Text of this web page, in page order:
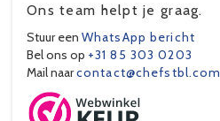
Ons team helpt je graag.
Stuur een WhatsApp bericht
Bel ons op +31 85 303 0203
Mail naarcontact@chefstbl.com